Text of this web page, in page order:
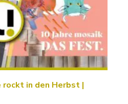
rockt in den Herbst |